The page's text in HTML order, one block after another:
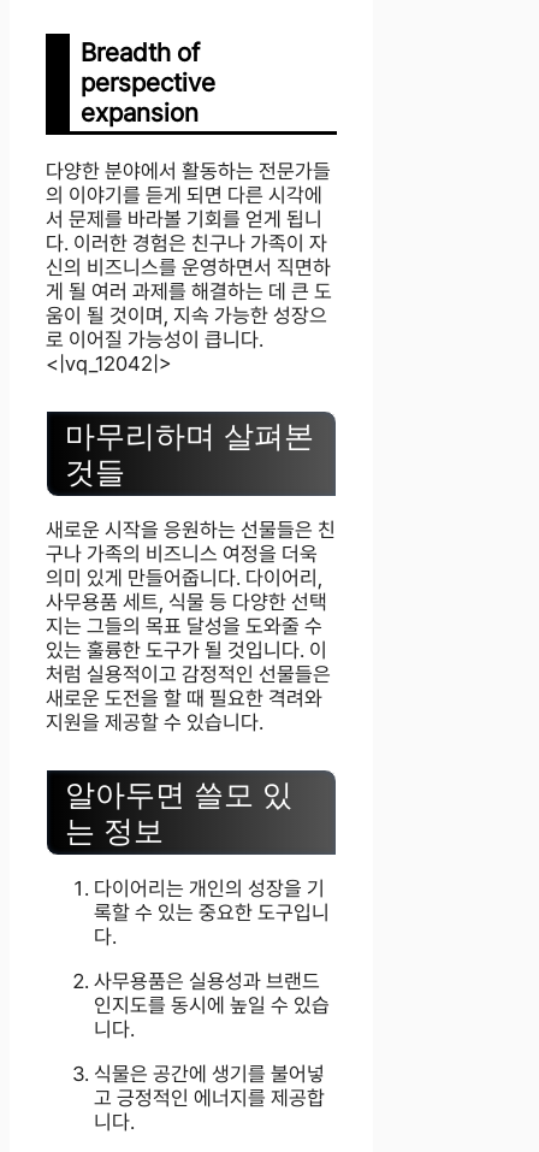
Breadth of
perspective
expansion
다양한 분야에서 활동하는 전문가들
의 이야기를 듣게 되면 다른 시각에
서 문제를 바라볼 기회를 얻게 됩니
다. 이러한 경험은 친구나 가족이 자
신의 비즈니스를 운영하면서 직면하
게 될 여러 과제를 해결하는 데 큰 도
움이 될 것이며, 지속 가능한 성장으
로 이어질 가능성이 큽니다.
<|vq_12042|>
마무리하며 살펴본
것들
새로운 시작을 응원하는 선물들은 친
구나 가족의 비즈니스 여정을 더욱
의미 있게 만들어줍니다. 다이어리,
사무용품 세트, 식물 등 다양한 선택
지는 그들의 목표 달성을 도와줄 수
있는 훌륭한 도구가 될 것입니다. 이
처럼 실용적이고 감정적인 선물들은
새로운 도전을 할 때 필요한 격려와
지원을 제공할 수 있습니다.
알아두면 쓸모 있
는 정보
다이어리는 개인의 성장을 기
록할 수 있는 중요한 도구입니
다.
사무용품은 실용성과 브랜드
인지도를 동시에 높일 수 있습
니다.
식물은 공간에 생기를 불어넣
고 긍정적인 에너지를 제공합
니다.